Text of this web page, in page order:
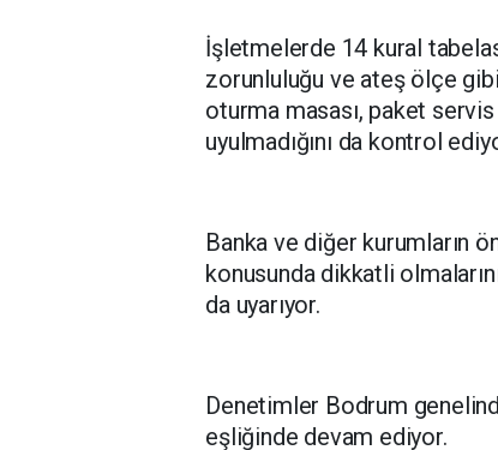
İşletmelerde 14 kural
zorunluluğu ve ateş ölçe
oturma masası, paket
uyulmadığını da kontrol
Banka ve diğer kurumların
konusunda dikkatli
da uyarıyor.
Denetimler Bodrum
eşliğinde devam ediyor.